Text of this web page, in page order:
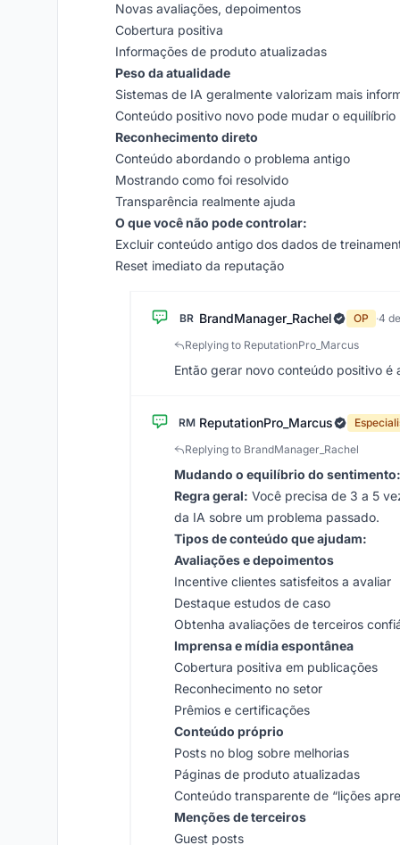
Novas avaliações, depoimentos
Cobertura positiva
Informações de produto atualizadas
Peso da atualidade
Sistemas de IA geralmente valorizam mais
Conteúdo positivo novo pode mudar o equilíbrio
Reconhecimento direto
Conteúdo abordando o problema antigo
Mostrando como foi resolvido
Transparência realmente ajuda
O que você não pode controlar:
Excluir conteúdo antigo dos dados de
Reset imediato da reputação
BR BrandManager_Rachel OP ·4
Replying to ReputationPro_Marcus
Então gerar novo conteúdo positivo é
RM ReputationPro_Marcus
Replying to BrandManager_Rachel
Mudando o equilíbrio do sentimento:
Regra geral: Você precisa de 3 a 5
da IA sobre um problema passado.
Tipos de conteúdo que ajudam:
Avaliações e depoimentos
Incentive clientes satisfeitos a avaliar
Destaque estudos de caso
Obtenha avaliações de terceiros
Imprensa e mídia espontânea
Cobertura positiva em publicações
Reconhecimento no setor
Prêmios e certificações
Conteúdo próprio
Posts no blog sobre melhorias
Páginas de produto atualizadas
Conteúdo transparente de “lições
Menções de terceiros
Guest posts